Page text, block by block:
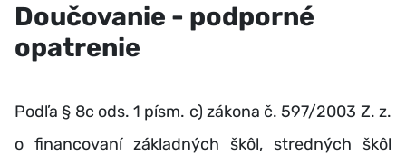
Doučovanie - podporné
opatrenie
Podľa § 8c ods. 1 písm. c) zákona č. 597/2003 Z. z.
o financovaní základných škôl, stredných škôl